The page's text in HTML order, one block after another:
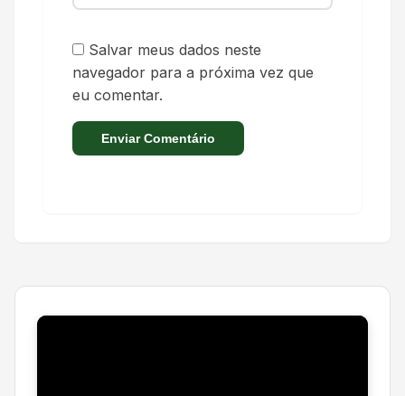
Salvar meus dados neste
navegador para a próxima vez que
eu comentar.